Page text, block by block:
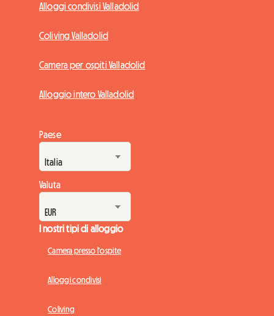
Alloggi condivisi Valladolid
Coliving Valladolid
Camera per ospiti Valladolid
Alloggio intero Valladolid
Paese
Valuta
I nostri tipi di alloggio
Camera presso l'ospite
Alloggi condivisi
Coliving